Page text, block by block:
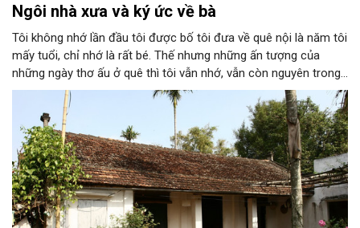
Ngôi nhà xưa và ký ức về bà
Tôi không nhớ lần đầu tôi được bố tôi đưa về quê nội là năm tôi
mấy tuổi, chỉ nhớ là rất bé. Thế nhưng những ấn tượng của
những ngày thơ ấu ở quê thì tôi vẫn nhớ, vẫn còn nguyên trong
ký ức. Tôi nhớ cái cổng nhỏ với hàng rào dâm bụt, nhớ ngôi nhà
mái ngói, khoảng sân rộng với hai cây cau cao vút, căn bếp luôn
thơm nồng khói lửa…; nhớ ông tôi rất nghiêm, bà tôi rất hiền và
cô tôi (tất nhiên khi đó chưa lấy chồng) thì rất tuyệt vời!